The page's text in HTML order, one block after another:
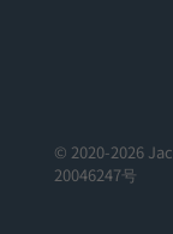
© 2020-2026
20046247号